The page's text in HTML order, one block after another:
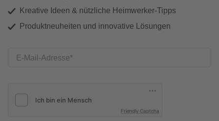
Kreative Ideen & nützliche Heimwerker-Tipps
Produktneuheiten und innovative Lösungen
E-Mail-Adresse
Friendly Captcha